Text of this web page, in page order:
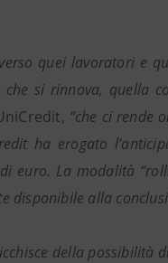
quei lavoratori e
si rinnova, quella
“che ci rende
ha erogato
euro. La modalità
alla
della possibilità